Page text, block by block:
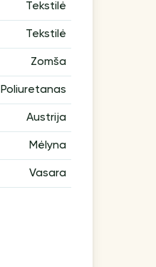
Tekstilė
Tekstilė
Zomša
Poliuretanas
Austrija
Mėlyna
Vasara